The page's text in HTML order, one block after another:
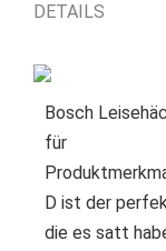
DETAILS
Bosch
für
D ist der
die es satt